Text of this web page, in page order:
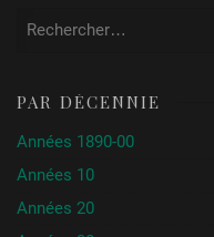
PAR DÉCENNIE
Années 1890-00
Années 10
Années 20